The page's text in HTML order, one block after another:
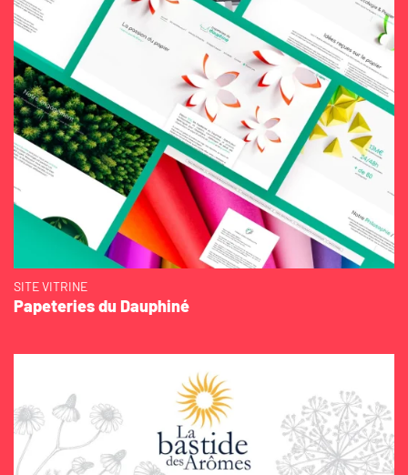
SITE VITRINE
Papeteries du Dauphiné